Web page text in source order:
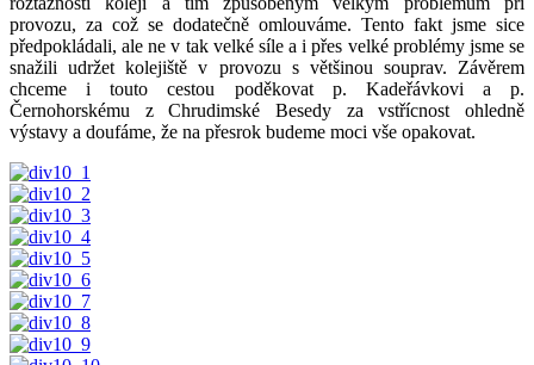
provozu, za což se dodatečně omlouváme. Tento fakt jsme sice
předpokládali, ale ne v tak velké síle a i přes velké problémy jsme se
snažili udržet kolejiště v provozu s většinou souprav. Závěrem
chceme i touto cestou poděkovat p. Kadeřávkovi a p.
Černohorskému z Chrudimské Besedy za vstřícnost ohledně
výstavy a doufáme, že na přesrok budeme moci vše opakovat.